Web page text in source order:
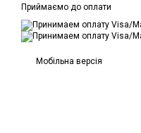
Приймаємо до оплати
Мобільна версія